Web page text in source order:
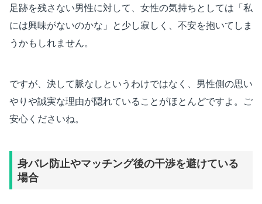
足跡を残さない男性に対して、女性の気持ちとしては「私
には興味がないのかな」と少し寂しく、不安を抱いてしま
うかもしれません。
ですが、決して脈なしというわけではなく、男性側の思い
やりや誠実な理由が隠れていることがほとんどですよ。ご
安心くださいね。
身バレ防止やマッチング後の干渉を避けている
場合